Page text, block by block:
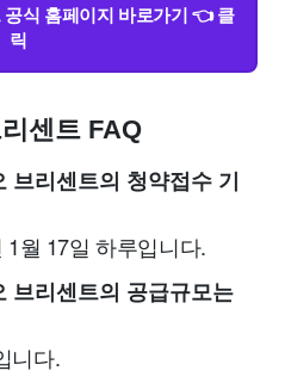
식 홈페이지 바로가기 👈 클
릭
센트 FAQ
브리센트의 청약접수 기
월 17일 하루입니다.
브리센트의 공급규모는
니다.